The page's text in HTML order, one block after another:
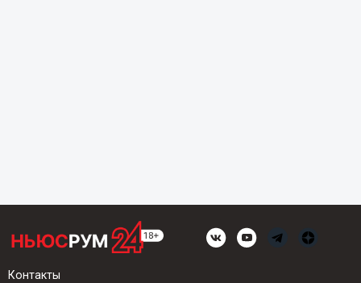
Контакты